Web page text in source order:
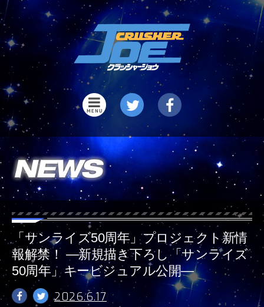
「サンライズ50周年」プロジェクト新情
報解禁！ ―新規描き下ろし「サンライズ
50周年」キービジュアル公開―
2026.6.17